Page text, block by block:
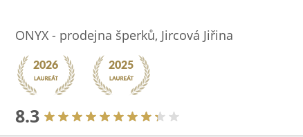
ONYX - prodejna šperků, Jircová Jiřina
8.3